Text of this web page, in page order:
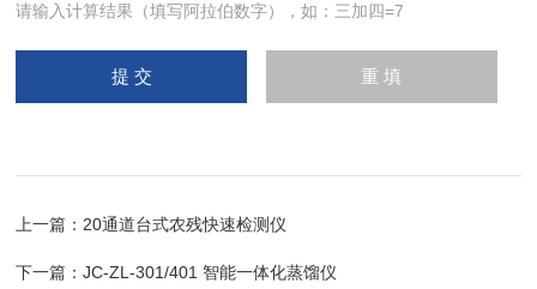
请输入计算结果（填写阿拉伯数字），如：三加四=7
上一篇： 20通道台式农残快速检测仪
下一篇：JC-ZL-301/401 智能一体化蒸馏仪